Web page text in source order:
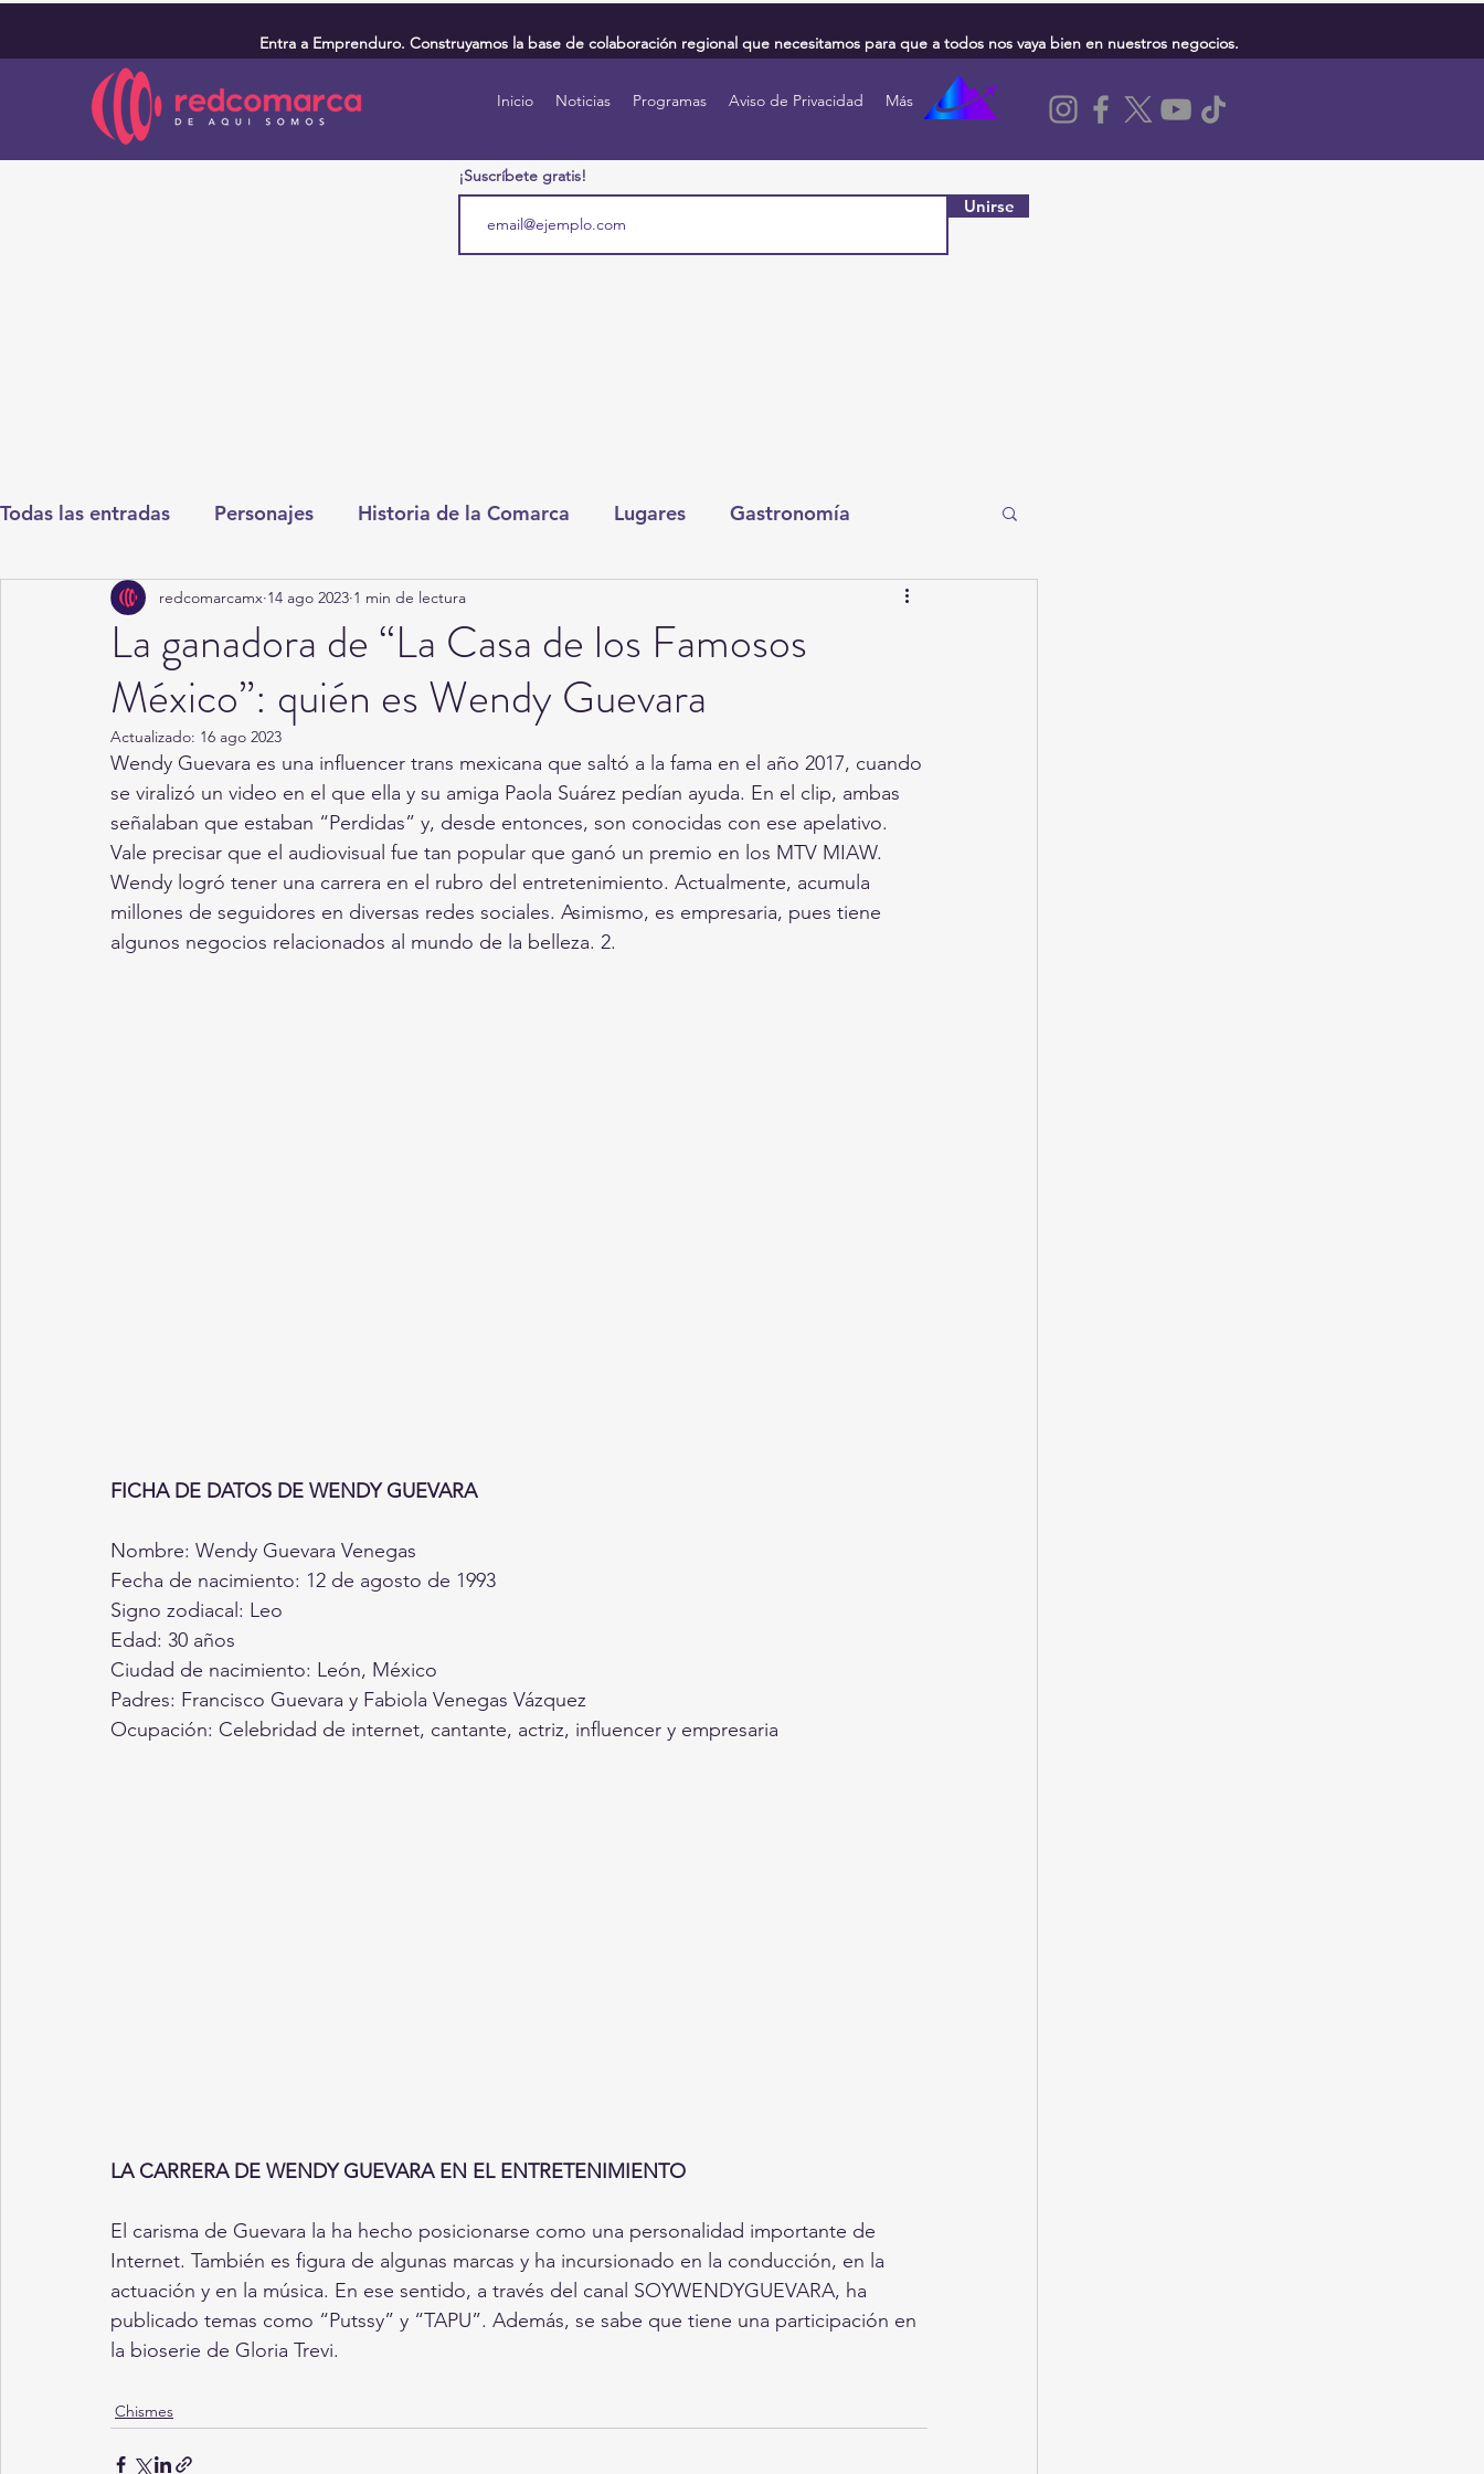
Entra a Emprenduro. Construyamos la base de colaboración regional que necesitamos para que a todos nos vaya bien en nuestros negocios.
Inicio Noticias Programas Aviso de Privacidad Más
¡Suscríbete gratis!
Unirse
Todas las entradas Personajes Historia de la Comarca Lugares Gastronomía
Deportes Salud Entretenimiento Cultura y Espectáculos Torreón
Round Cero Columnistas CDMX Nacionales Internacionales
Chismes Qué Curioso Gómez Palacio Comics Derechairos Fragmentos de la Historia
Durango Titulares en Inicio Coahuila Investigaciones Rapidín Político
Santa Aurelia de los Vientos San Pedro
La ganadora de “La Casa de los Famosos
México”: quién es Wendy Guevara
redcomarcamx 14 ago 2023 1 min de lectura
Actualizado: 16 ago 2023
Wendy Guevara es una influencer trans mexicana que saltó a la fama en el año 2017, cuando
se viralizó un video en el que ella y su amiga Paola Suárez pedían ayuda. En el clip, ambas
señalaban que estaban “Perdidas” y, desde entonces, son conocidas con ese apelativo.
Vale precisar que el audiovisual fue tan popular que ganó un premio en los MTV MIAW.
Wendy logró tener una carrera en el rubro del entretenimiento. Actualmente, acumula
millones de seguidores en diversas redes sociales. Asimismo, es empresaria, pues tiene
algunos negocios relacionados al mundo de la belleza. 2.
FICHA DE DATOS DE WENDY GUEVARA
Nombre: Wendy Guevara Venegas
Fecha de nacimiento: 12 de agosto de 1993
Signo zodiacal: Leo
Edad: 30 años
Ciudad de nacimiento: León, México
Padres: Francisco Guevara y Fabiola Venegas Vázquez
Ocupación: Celebridad de internet, cantante, actriz, influencer y empresaria
LA CARRERA DE WENDY GUEVARA EN EL ENTRETENIMIENTO
El carisma de Guevara la ha hecho posicionarse como una personalidad importante de
Internet. También es figura de algunas marcas y ha incursionado en la conducción, en la
actuación y en la música. En ese sentido, a través del canal SOYWENDYGUEVARA, ha
publicado temas como “Putssy” y “TAPU”. Además, se sabe que tiene una participación en
la bioserie de Gloria Trevi.
Chismes